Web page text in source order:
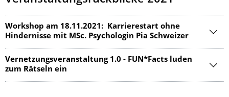
Workshop am 18.11.2021: Karrierestart ohne
Hindernisse mit MSc. Psychologin Pia Schweizer
Vernetzungsveranstaltung 1.0 - FUN*Facts luden
zum Rätseln ein